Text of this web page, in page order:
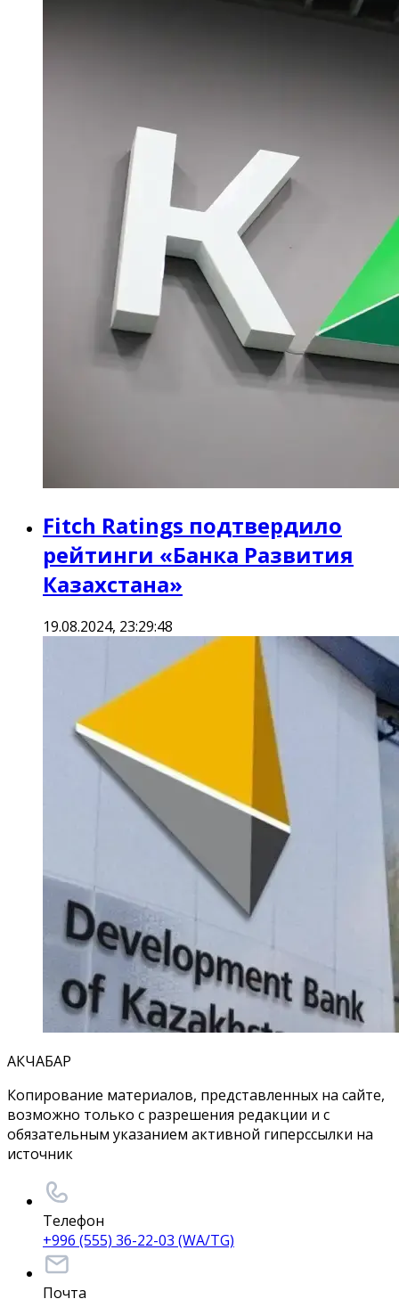
Fitch Ratings подтвердило
рейтинги «Банка Развития
Казахстана»
19.08.2024, 23:29:48
АКЧАБАР
Копирование материалов, представленных на сайте,
возможно только с разрешения редакции и с
обязательным указанием активной гиперссылки на
источник
Телефон
+996 (555) 36-22-03 (WA/TG)
Почта